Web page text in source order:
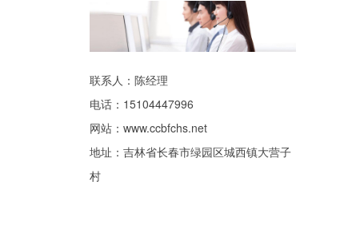
联系人：陈经理
电话：15104447996
网站： www.ccbfchs.net
地址：吉林省长春市绿园区城西镇大营子
村